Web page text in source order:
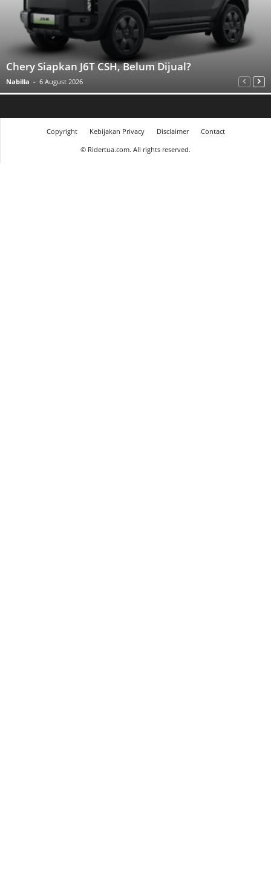
Chery Siapkan J6T CSH, Belum Dijual?
Nabilla - 6 August 2026
Copyright Kebijakan Privacy Disclaimer
Contact
© Ridertua.com. All rights reserved.